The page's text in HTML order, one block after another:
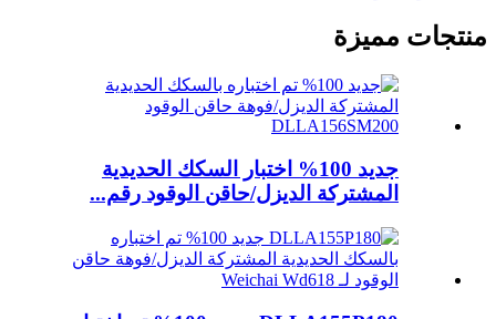
منتجات مميزة
جديد 100% اختبار السكك الحديدية
المشتركة الديزل/حاقن الوقود رقم...